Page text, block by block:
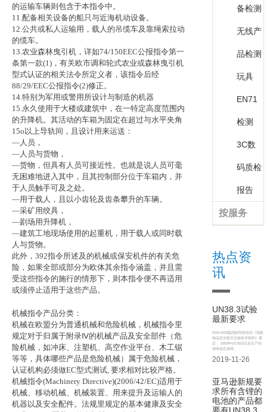
的运输车辆则包含于本指令中。
11.配备相关设备的船只与近海机动设备。
12.公共或私人运输用，载人的吊缆车及靠绳索拉动
的缆车。
13.农业森林曳引机，详如74/150EEC公报指令第一
条第一款(1)，有关欧市调和轮式农业或森林曳引机
型式认证的相关法令所定义者，该指令后经
88/29/EEC公报指令(2)修正。
14.特别为军用或警用所设计与制造的机器
15.永久使用于大楼或建筑中，在一特定高度范围内
的升降机。其活动的车箱为固定在超过与水平夹角
15o以上导轨间，且设计用来运送：
—人员，
—人员与货物，
—货物，但具有人员可接近性。也就是说人员可毫
无困难地进入其中，且其控制部分位于车箱内，并
于人员触手可及之处。
—用于载人，且以小齿轮及齿条攀升的车辆。
—采矿用绞具，
—剧场用升降机，
—建筑工地现场使用的起重机，用于载人或同时载
人与货物。
此外，392指令所述及的机械或保安机件的有关危
险，如果全部或部分为欧体其余指令涵盖，并且需
受这些指令的施行的情形下，则本指令便不再适用
或须停止适用于这些产品。
机械指令产品分类：
机械在欧盟分为普通机械和危险机械，机械指令里
规定对于归属于附录Ⅳ的机械产品及安全部件（危
险机械，如冲床、注塑机、高空作业平台、木工锯
等等，具体哪些产品是危险机械）属于危险机械，
认证机构必须做EC型式测试, 要求相对比较严格。
机械指令(Machinery Directive)(2006/42/EC)适用于
机械、移动机械、机械装置、用来提升及运输人的
机器以及安全配件。法规里规定的基本健康及安全
备检测
无线产
品检测
玩具
EN71
检测
3C数
码质检
报告
按服务
热点资
讯
UN38.3试验
最新要求
2019-2020版国际民航组织《危险
物品安全航空运输技术细则》规
定， 2003年6月30日以后生产的
锂电池芯或锂..
2019-11-26
亚马逊新规要
求所有含锂的
电池的产品都